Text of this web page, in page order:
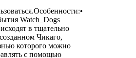
Watch_Dogs
в тщательно
Чикаго,
которого можно
с помощью